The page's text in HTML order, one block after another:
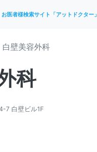
お医者様検索サイト「アットドクター」
白壁美容外科
科
7 白壁ビル1F